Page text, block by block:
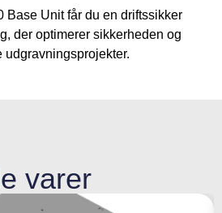
Base Unit får du en driftssikker
der optimerer sikkerheden og
udgravningsprojekter.
varer